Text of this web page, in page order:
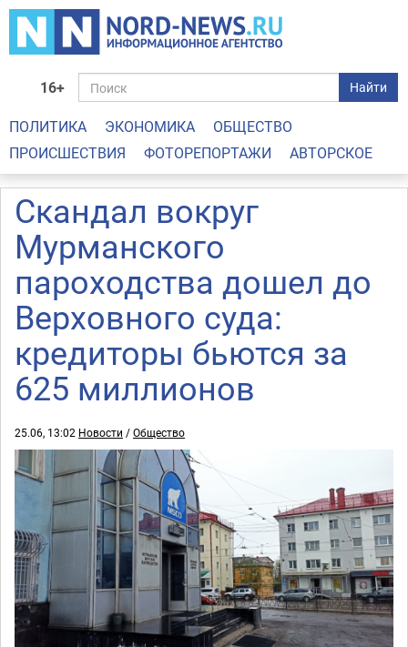
16+ Найти
ПОЛИТИКА ЭКОНОМИКА
ОБЩЕСТВО
ПРОИСШЕСТВИЯ
ФОТОРЕПОРТАЖИ АВТОРСКОЕ
Скандал вокруг
Мурманского
пароходства дошел до
Верховного суда:
кредиторы бьются за
625 миллионов
25.06, 13:02 Новости /Общество